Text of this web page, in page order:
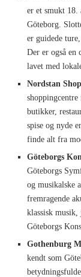
er et smukt 18.
Göteborg.
er guidede
Der er også en
lavet med
Nordstan
butikker,
spise og nyde
finde alt fra
Göteborgs
Göteborgs
og musikalske
fremragende
klassisk
Göteborgs
Gothenburg
kendt som